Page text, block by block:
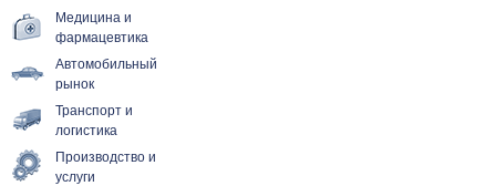
Медицина и
фармацевтика
Автомобильный
рынок
Транспорт и
логистика
Производство и
услуги